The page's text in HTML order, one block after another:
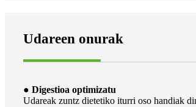
Udareen onurak
● Digestioa optimizatu
Udareak zuntz dietetiko iturri oso handiak